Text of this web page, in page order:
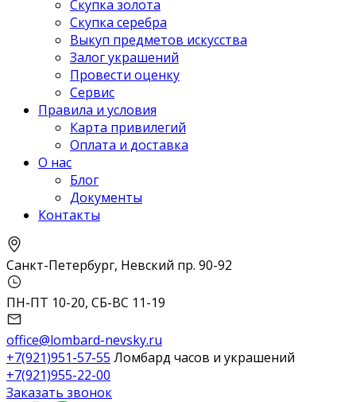
Скупка золота
Скупка серебра
Выкуп предметов искусства
Залог украшений
Провести оценку
Сервис
Правила и условия
Карта привилегий
Оплата и доставка
О нас
Блог
Документы
Контакты
Санкт-Петербург, Невский пр. 90-92
ПН-ПТ 10-20, СБ-ВС 11-19
office@lombard-nevsky.ru
+7(921)951-57-55 Ломбард часов и украшений
+7(921)955-22-00
Заказать звонок